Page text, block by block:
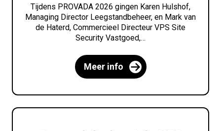
Tijdens PROVADA 2026 gingen Karen Hulshof,
Managing Director Leegstandbeheer, en Mark van
de Haterd, Commercieel Directeur VPS Site
Security Vastgoed,…
Meer info